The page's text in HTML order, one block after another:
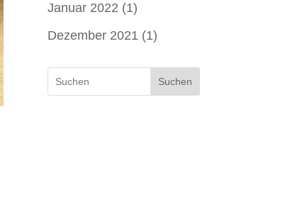
Januar 2022 (1)
Dezember 2021 (1)
Suchen